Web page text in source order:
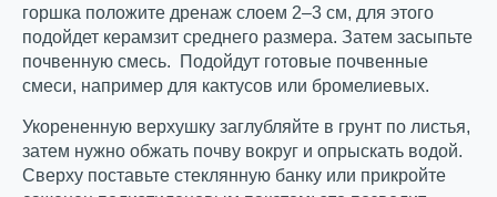
горшка положите дренаж слоем 2–3 см, для этого
подойдет керамзит среднего размера. Затем засыпьте
почвенную смесь. Подойдут готовые почвенные
смеси, например для кактусов или бромелиевых.
Укорененную верхушку заглубляйте в грунт по листья,
затем нужно обжать почву вокруг и опрыскать водой.
Сверху поставьте стеклянную банку или прикройте